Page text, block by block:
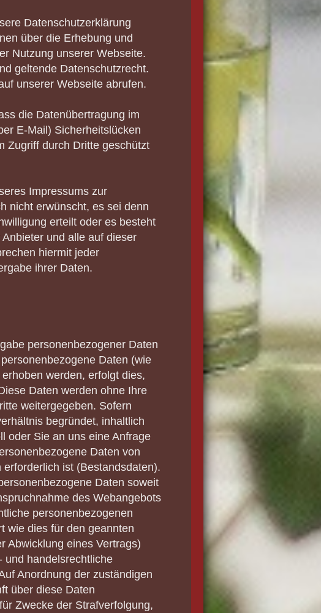
Datenschutzerklärung
über die Erhebung und
Nutzung unserer Webseite.
geltende Datenschutzrecht.
unserer Webseite abrufen.
die Datenübertragung im
E-Mail) Sicherheitslücken
Zugriff durch Dritte geschützt
Impressums zur
nicht erwünscht, es sei denn
erteilt oder es besteht
und alle auf dieser
hiermit jeder
ihrer Daten.
personenbezogener Daten
Daten (wie
werden, erfolgt dies,
Daten werden ohne Ihre
weitergegeben. Sofern
begründet, inhaltlich
oder Sie an uns eine Anfrage
Daten von
ist (Bestandsdaten).
Daten soweit
des Webangebots
personenbezogenen
wie dies für den geannten
Abwicklung eines Vertrags)
und handelsrechtliche
Anordnung der zuständigen
über diese Daten
Zwecke der Strafverfolgung,